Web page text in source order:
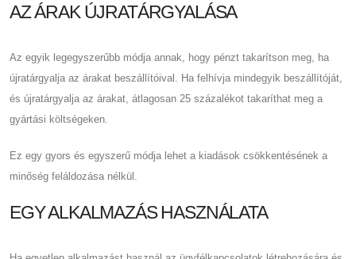
AZ ÁRAK ÚJRATÁRGYALÁSA
Az egyik legegyszerűbb módja annak, hogy pénzt takarítson meg, ha
újratárgyalja az árakat beszállítóival. Ha felhívja mindegyik beszállítóját,
és újratárgyalja az árakat, átlagosan 25 százalékot takaríthat meg a
gyártási költségeken.
Ez egy gyors és egyszerű módja lehet a kiadások csökkentésének a
minőség feláldozása nélkül.
EGY ALKALMAZÁS HASZNÁLATA